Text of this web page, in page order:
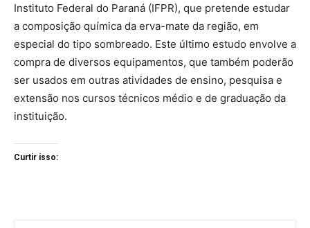
Instituto Federal do Paraná (IFPR), que pretende estudar
a composição química da erva-mate da região, em
especial do tipo sombreado. Este último estudo envolve a
compra de diversos equipamentos, que também poderão
ser usados em outras atividades de ensino, pesquisa e
extensão nos cursos técnicos médio e de graduação da
instituição.
Curtir isso: